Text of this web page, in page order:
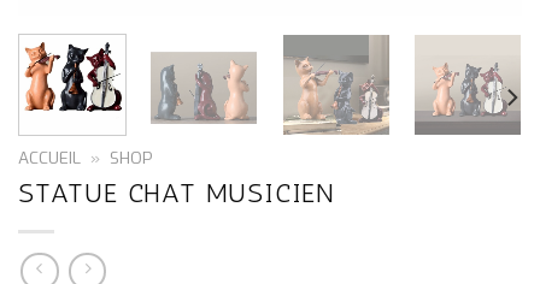
ACCUEIL » SHOP
STATUE CHAT MUSICIEN